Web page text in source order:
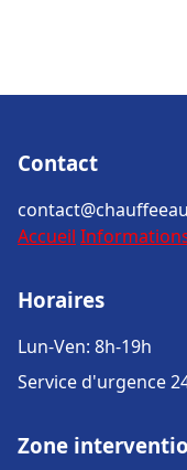
Contact
Accueil
Horaires
Lun-Ven: 8h-19h
Service d'urgence
Zone